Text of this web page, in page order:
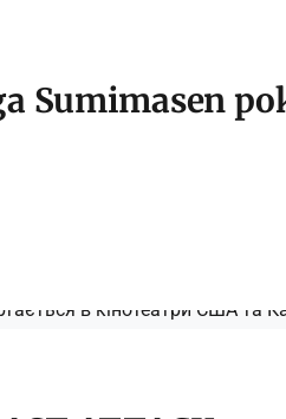
Sumimasen